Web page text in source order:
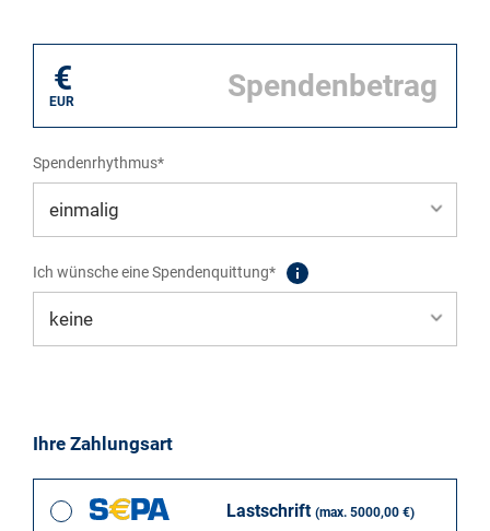
€
EUR
Spendenrhythmus*
Ich wünsche eine Spendenquittung*
Ihre Zahlungsart
Lastschrift (max. 5000,00 €)